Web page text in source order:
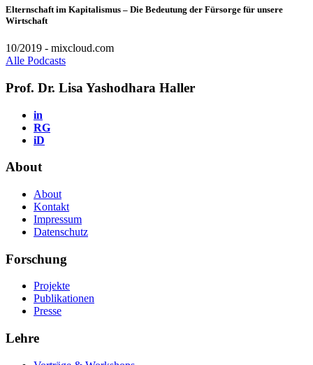
Elternschaft im Kapitalismus – Die Bedeutung der Fürsorge für unsere
Wirtschaft
10/2019 - mixcloud.com
Alle Podcasts
Prof. Dr. Lisa Yashodhara Haller
in
RG
iD
About
About
Kontakt
Impressum
Datenschutz
Forschung
Projekte
Publikationen
Presse
Lehre